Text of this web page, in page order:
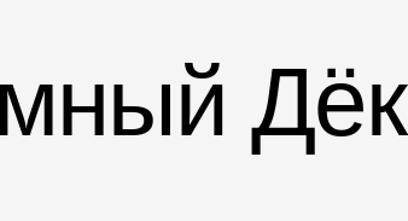
Инструкции по монтажу
Технические листы